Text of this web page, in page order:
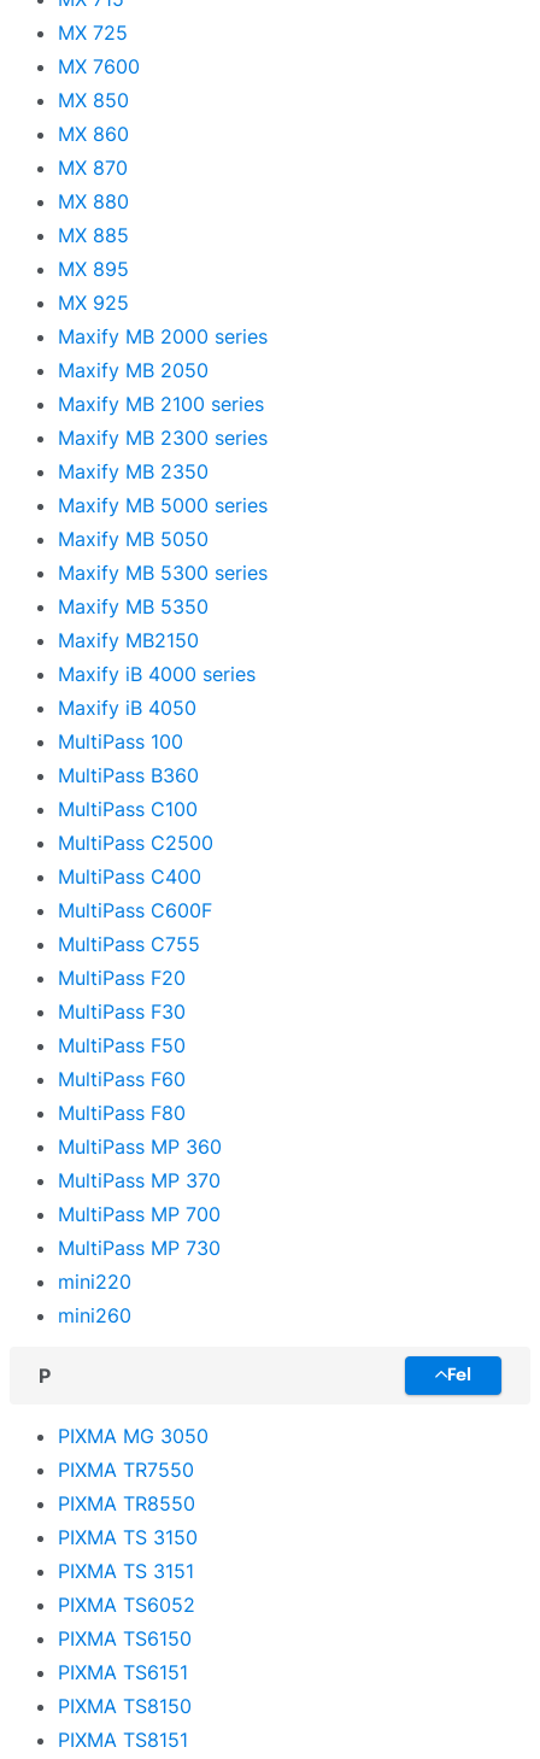
MX 725
MX 7600
MX 850
MX 860
MX 870
MX 880
MX 885
MX 895
MX 925
Maxify MB 2000 series
Maxify MB 2050
Maxify MB 2100 series
Maxify MB 2300 series
Maxify MB 2350
Maxify MB 5000 series
Maxify MB 5050
Maxify MB 5300 series
Maxify MB 5350
Maxify MB2150
Maxify iB 4000 series
Maxify iB 4050
MultiPass 100
MultiPass B360
MultiPass C100
MultiPass C2500
MultiPass C400
MultiPass C600F
MultiPass C755
MultiPass F20
MultiPass F30
MultiPass F50
MultiPass F60
MultiPass F80
MultiPass MP 360
MultiPass MP 370
MultiPass MP 700
MultiPass MP 730
mini220
mini260
P Fel
PIXMA MG 3050
PIXMA TR7550
PIXMA TR8550
PIXMA TS 3150
PIXMA TS 3151
PIXMA TS6052
PIXMA TS6150
PIXMA TS6151
PIXMA TS8150
PIXMA TS8151